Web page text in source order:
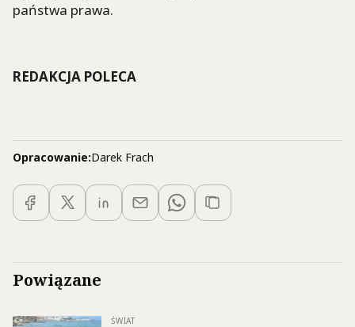
państwa prawa.
REDAKCJA POLECA
Opracowanie:Darek Frach
Powiązane
ŚWIAT